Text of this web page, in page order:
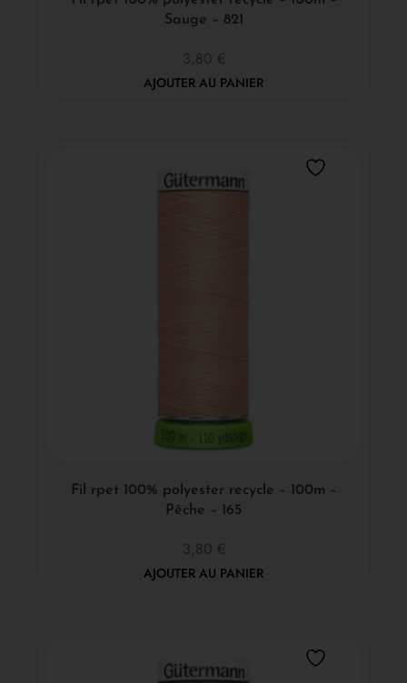
Sauge – 821
3,80 €
AJOUTER AU PANIER
Fil rpet 100% polyester recycle – 100m –
Pêche – 165
3,80 €
AJOUTER AU PANIER